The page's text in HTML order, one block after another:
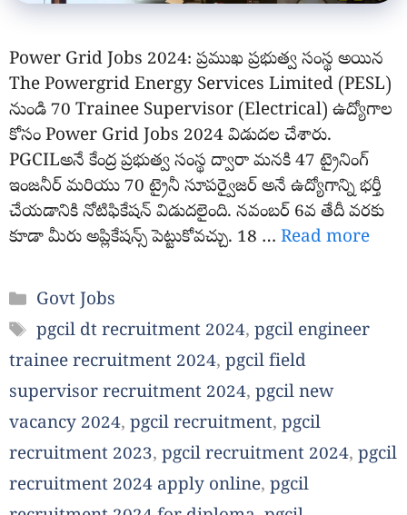
Power Grid Jobs 2024: ప్రముఖ ప్రభుత్వ సంస్థ అయిన
The Powergrid Energy Services Limited (PESL)
నుండి 70 Trainee Supervisor (Electrical) ఉద్యోగాల
కోసం Power Grid Jobs 2024 విడుదల చేశారు.
PGCILఅనే కేంద్ర ప్రభుత్వ సంస్థ ద్వారా మనకి 47 ట్రైనింగ్
ఇంజనీర్ మరియు 70 ట్రైనీ సూపర్వైజర్ అనే ఉద్యోగాన్ని భర్తీ
చేయడానికి నోటిఫికేషన్ విడుదలైంది. నవంబర్ 6వ తేదీ వరకు
కూడా మీరు అప్లికేషన్స్ పెట్టుకోవచ్చు. 18 … Read more
Categories
Govt Jobs
Tags
pgcil dt recruitment 2024,pgcil engineer
trainee recruitment 2024, pgcil field
supervisor recruitment 2024, pgcil new
vacancy 2024, pgcil recruitment, pgcil
recruitment 2023, pgcil recruitment 2024, pgcil
recruitment 2024 apply online, pgcil